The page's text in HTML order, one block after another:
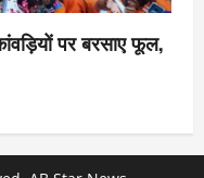
पर बरसाए फूल,